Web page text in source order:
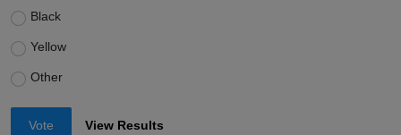
Black
Yellow
Other
Vote View Results